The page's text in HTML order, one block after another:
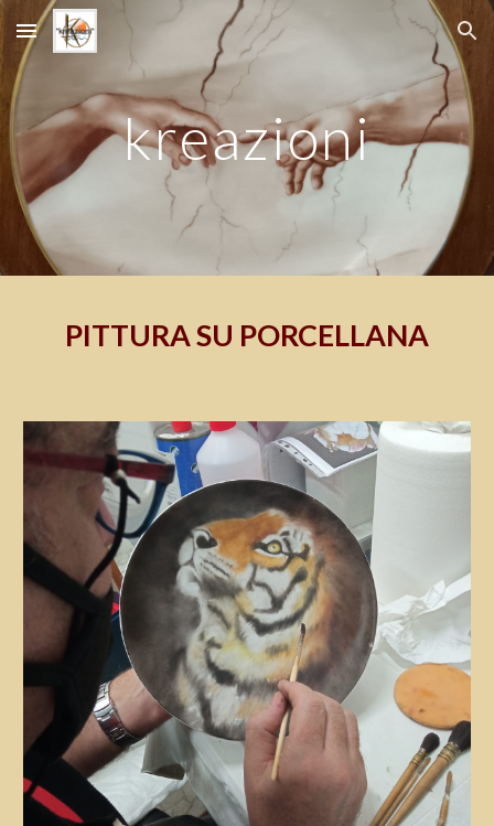
Skip to main content Skip to navigation
kreazioni
PITTURA SU PORCELLANA